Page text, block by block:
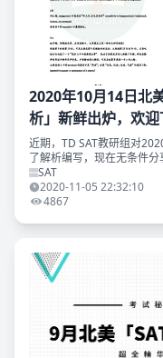
2020年10月14日北
析」新鲜出炉，欢迎
近期，TD SAT教研组对
了解析编写，现在无条件
试，相信这份解析会对你非
SAT
2020-11-05 22:32:10
4867